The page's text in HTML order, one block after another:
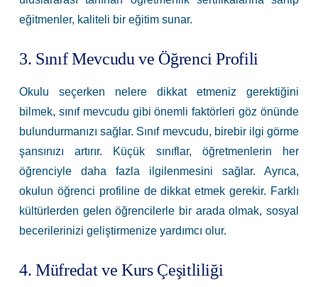
eğitmenler, kaliteli bir eğitim sunar.
3. Sınıf Mevcudu ve Öğrenci Profili
Okulu seçerken nelere dikkat etmeniz gerektiğini
bilmek, sınıf mevcudu gibi önemli faktörleri göz önünde
bulundurmanızı sağlar. Sınıf mevcudu, birebir ilgi görme
şansınızı artırır. Küçük sınıflar, öğretmenlerin her
öğrenciyle daha fazla ilgilenmesini sağlar. Ayrıca,
okulun öğrenci profiline de dikkat etmek gerekir. Farklı
kültürlerden gelen öğrencilerle bir arada olmak, sosyal
becerilerinizi geliştirmenize yardımcı olur.
4. Müfredat ve Kurs Çeşitliliği